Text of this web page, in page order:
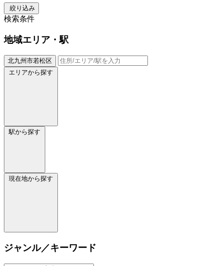
絞り込み
検索条件
地域エリア・駅
北九州市若松区
エリアから探す
駅から探す
現在地から探す
ジャンル／キーワード